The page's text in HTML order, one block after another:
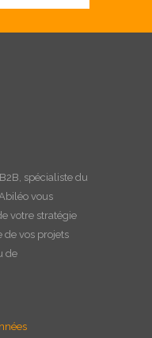
, spécialiste du
vous
votre stratégie
de vos projets
de